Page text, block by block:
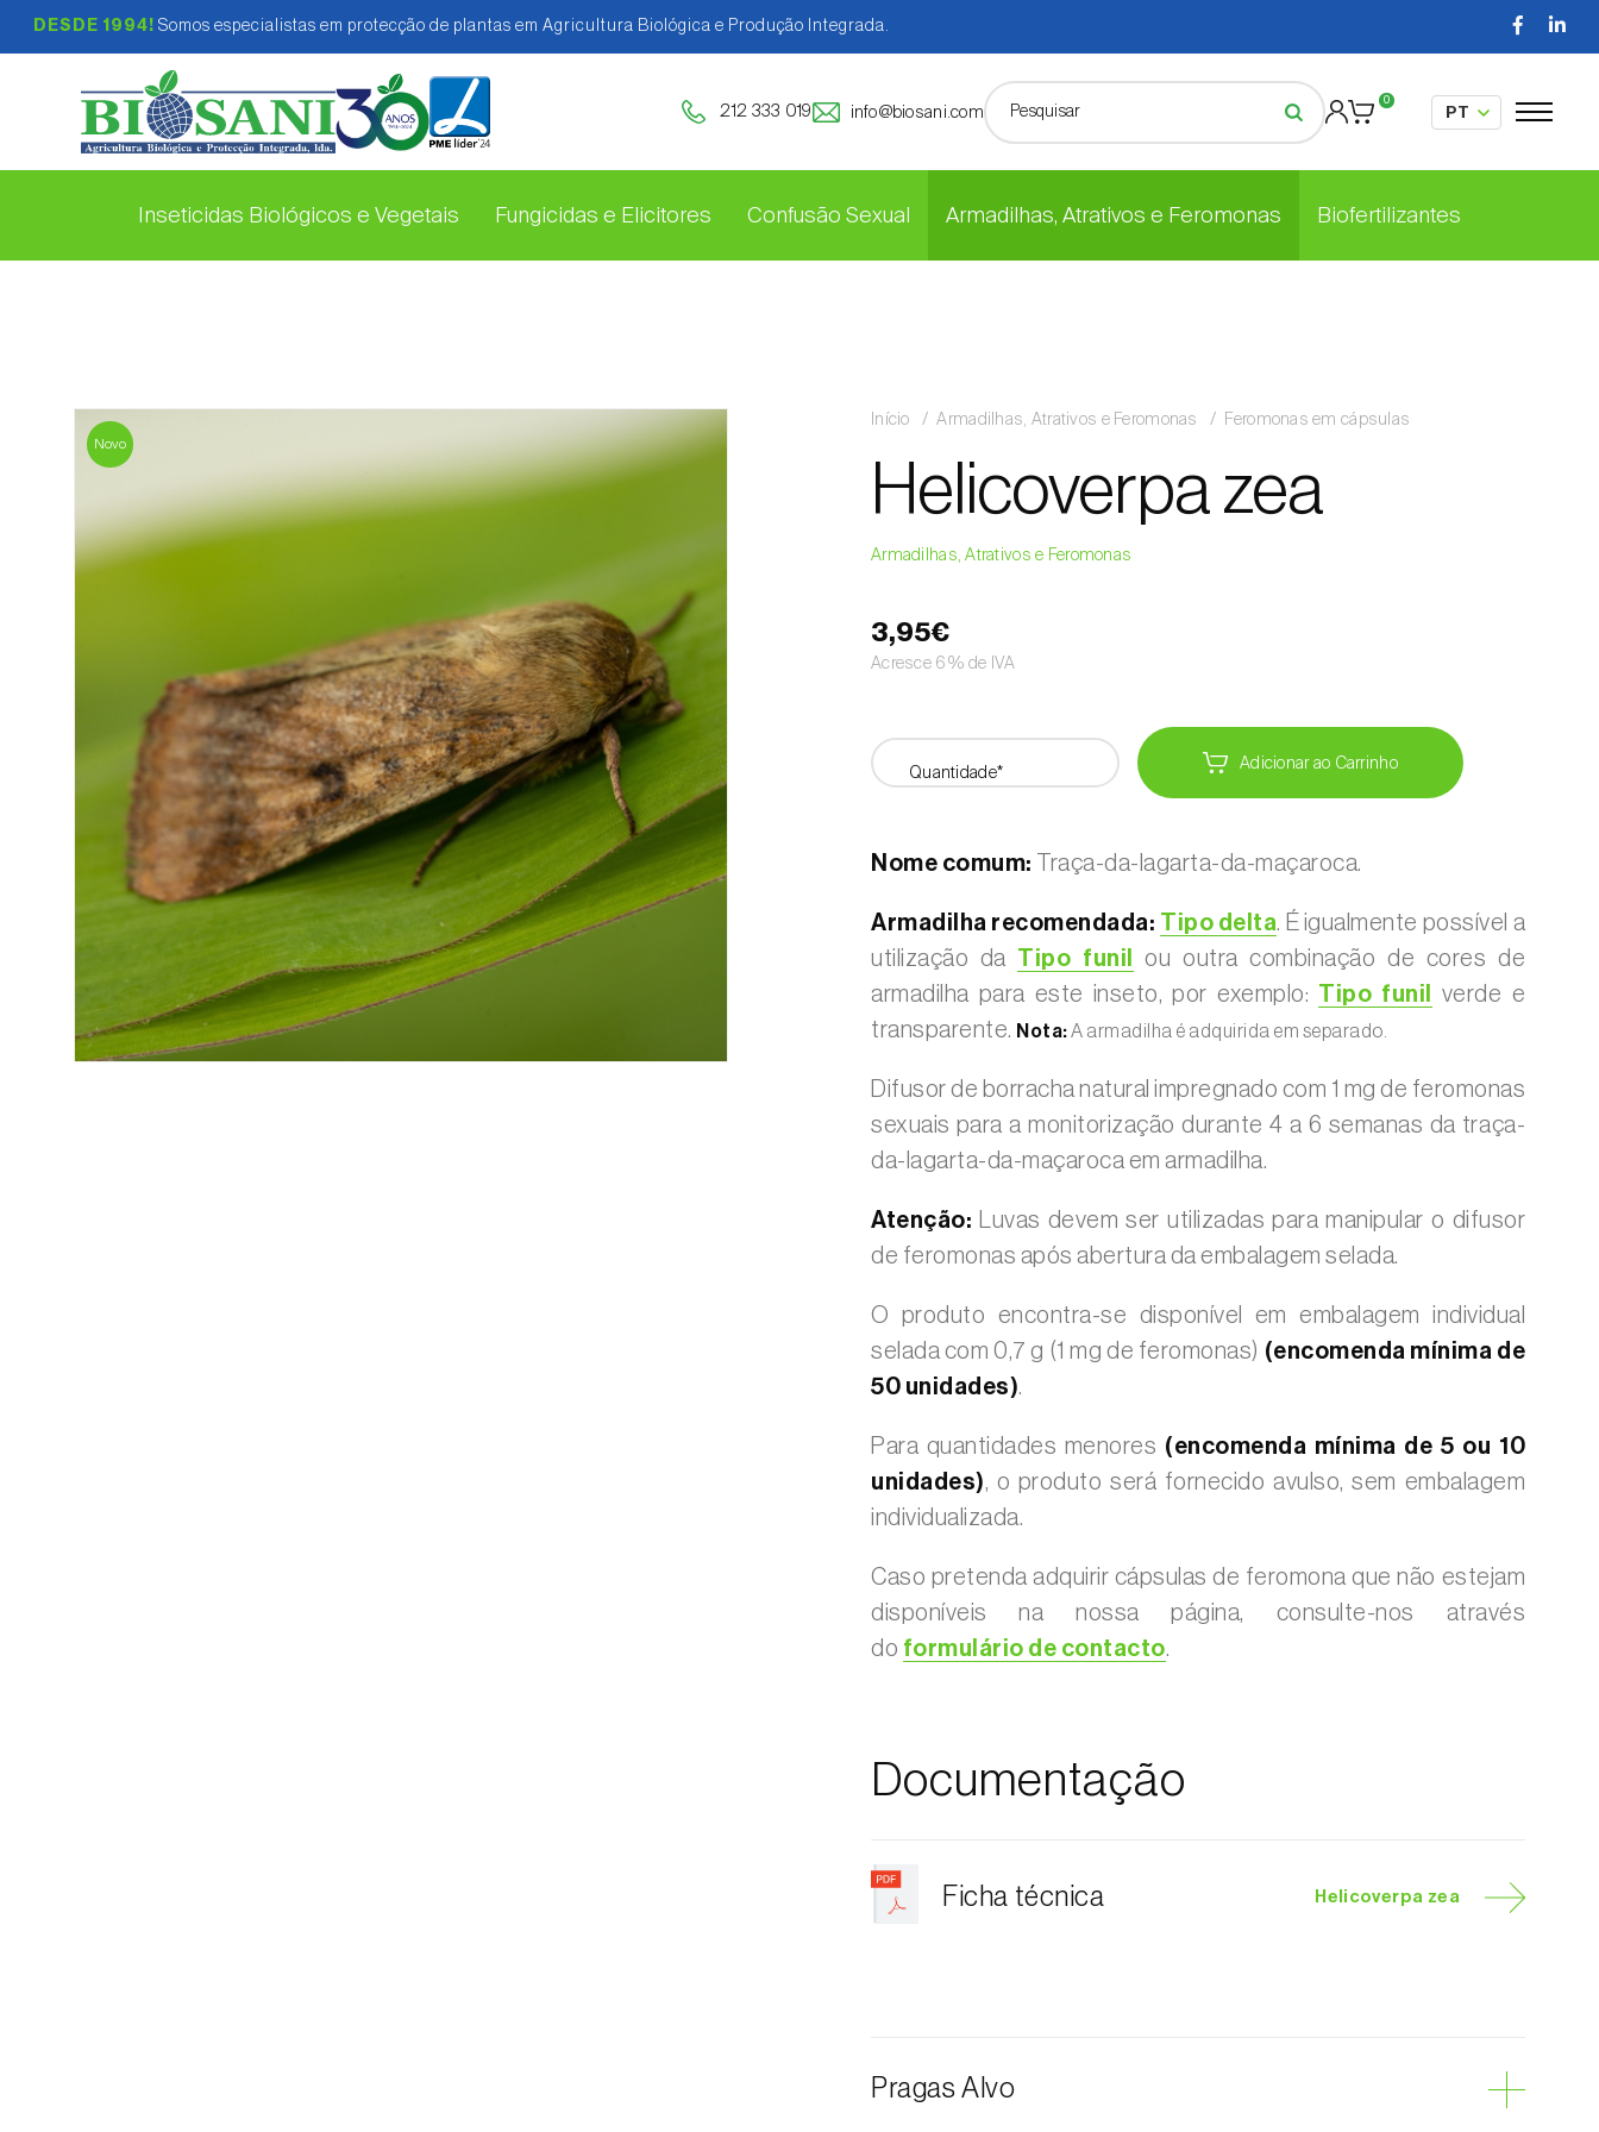
DESDE 1994! Somos especialistas em protecção de plantas em Agricultura Biológica e Produção Integrada.
212 333 019 info@biosani.com
0
Inseticidas Biológicos e Vegetais Fungicidas e Elicitores Confusão Sexual Armadilhas, Atrativos e Feromonas Biofertilizantes
Novo
Início Armadilhas, Atrativos e Feromonas Feromonas em cápsulas
Helicoverpa zea
Armadilhas, Atrativos e Feromonas
3,95€
Acresce 6% de IVA
Quantidade* Adicionar ao Carrinho
Nome comum: Traça-da-lagarta-da-maçaroca.
Armadilha recomendada: Tipo delta. É igualmente possível a
utilização da Tipo funil
ou outra combinação de cores de
armadilha para este inseto, por exemplo: Tipo funil
verde e
transparente. Nota:A armadilha é adquirida em separado.
Difusor de borracha natural impregnado com 1 mg de feromonas
sexuais para a monitorização durante 4 a 6 semanas da traça-
da-lagarta-da-maçaroca em armadilha.
Atenção: Luvas devem ser utilizadas para manipular o difusor
de feromonas após abertura da embalagem selada.
O produto encontra-se disponível em embalagem individual
selada com 0,7 g (1 mg de feromonas) (encomenda mínima de
50 unidades).
Para quantidades menores (encomenda mínima de 5 ou 10
unidades), o produto será fornecido avulso, sem embalagem
individualizada.
Caso pretenda adquirir cápsulas de feromona que não estejam
disponíveis na nossa página, consulte-nos através
do formulário de contacto.
Documentação
Ficha técnica Helicoverpa zea
Pragas Alvo